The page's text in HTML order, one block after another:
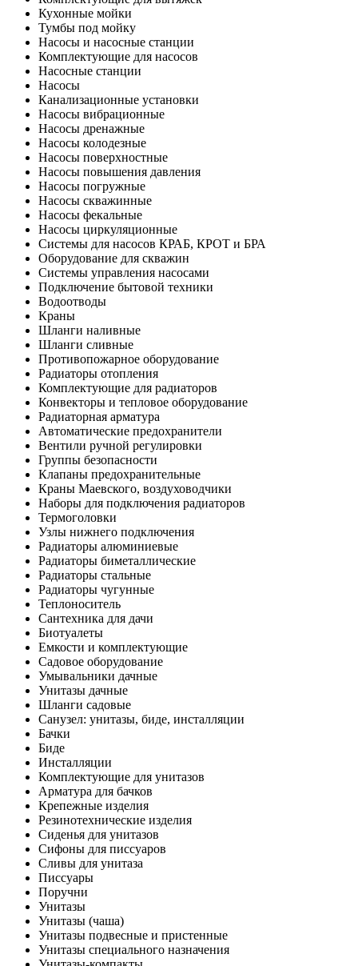
Кухонные мойки
Тумбы под мойку
Насосы и насосные станции
Комплектующие для насосов
Насосные станции
Насосы
Канализационные установки
Насосы вибрационные
Насосы дренажные
Насосы колодезные
Насосы поверхностные
Насосы повышения давления
Насосы погружные
Насосы скважинные
Насосы фекальные
Насосы циркуляционные
Системы для насосов КРАБ, КРОТ и БРА
Оборудование для скважин
Системы управления насосами
Подключение бытовой техники
Водоотводы
Краны
Шланги наливные
Шланги сливные
Противопожарное оборудование
Радиаторы отопления
Комплектующие для радиаторов
Конвекторы и тепловое оборудование
Радиаторная арматура
Автоматические предохранители
Вентили ручной регулировки
Группы безопасности
Клапаны предохранительные
Краны Маевского, воздуховодчики
Наборы для подключения радиаторов
Термоголовки
Узлы нижнего подключения
Радиаторы алюминиевые
Радиаторы биметаллические
Радиаторы стальные
Радиаторы чугунные
Теплоноситель
Сантехника для дачи
Биотуалеты
Емкости и комплектующие
Садовое оборудование
Умывальники дачные
Унитазы дачные
Шланги садовые
Санузел: унитазы, биде, инсталляции
Бачки
Биде
Инсталляции
Комплектующие для унитазов
Арматура для бачков
Крепежные изделия
Резинотехнические изделия
Сиденья для унитазов
Сифоны для писсуаров
Сливы для унитаза
Писсуары
Поручни
Унитазы
Унитазы (чаша)
Унитазы подвесные и пристенные
Унитазы специального назначения